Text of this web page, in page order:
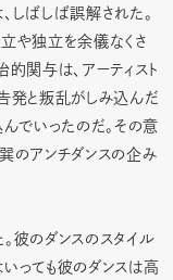
しばしば誤解された。
や独立を余儀なくさ
的関与は、アーティスト
発と叛乱がしみ込んだ
でいったのだ。その意
のアンチダンスの企み
彼のダンスのスタイル
っても彼のダンスは高